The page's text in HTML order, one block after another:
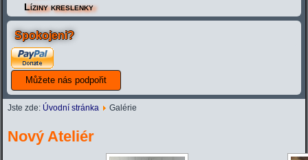
Líziny kreslenky
Spokojeni?
Jste zde: Úvodní stránka Galérie
Nový Ateliér